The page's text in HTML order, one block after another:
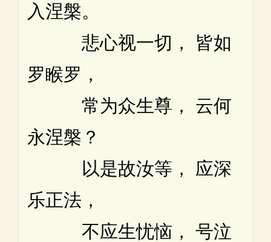
入涅槃。
悲心视一切， 皆如
罗睺罗，
常为众生尊， 云何
永涅槃？
以是故汝等， 应深
乐正法，
不应生忧恼， 号泣